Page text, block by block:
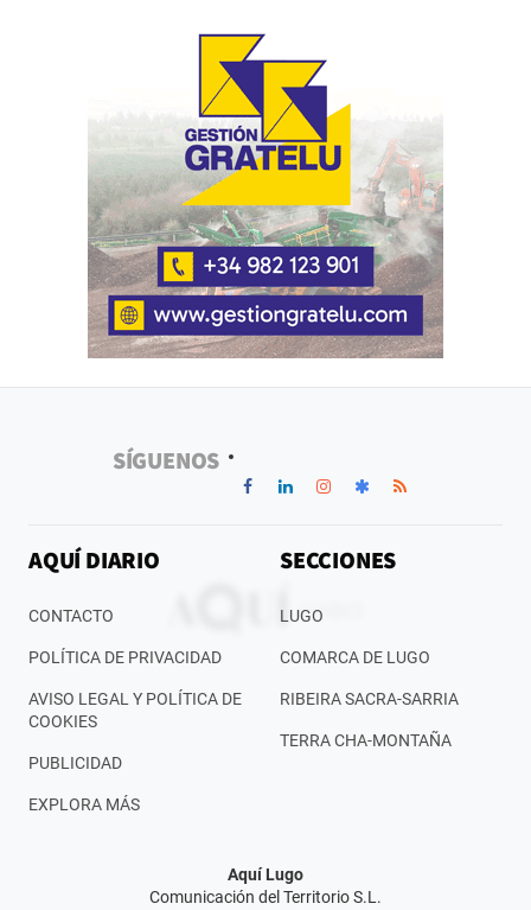
SÍGUENOS
AQUÍ DIARIO
CONTACTO
POLÍTICA DE PRIVACIDAD
AVISO LEGAL Y POLÍTICA DE
COOKIES
PUBLICIDAD
EXPLORA MÁS
SECCIONES
LUGO
COMARCA DE LUGO
RIBEIRA SACRA-SARRIA
TERRA CHA-MONTAÑA
Aquí Lugo
Comunicación del Territorio S.L.